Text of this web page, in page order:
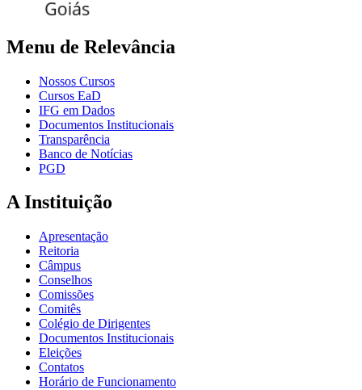
Menu de Relevância
Nossos Cursos
Cursos EaD
IFG em Dados
Documentos Institucionais
Transparência
Banco de Notícias
PGD
A Instituição
Apresentação
Reitoria
Câmpus
Conselhos
Comissões
Comitês
Colégio de Dirigentes
Documentos Institucionais
Eleições
Contatos
Horário de Funcionamento